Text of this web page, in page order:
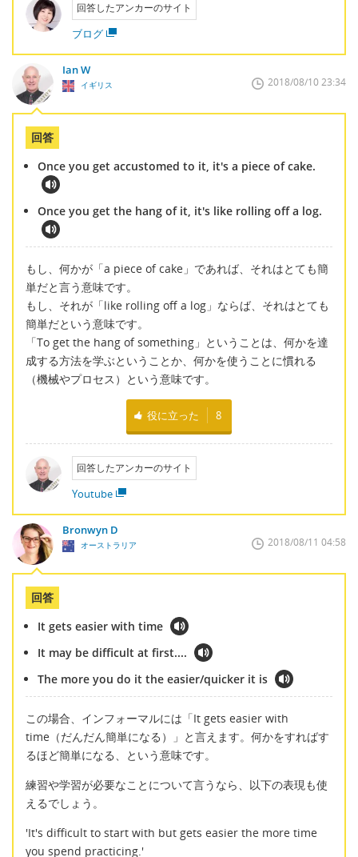
回答したアンカーのサイト
ブログ
Ian W
イギリス 2018/08/10 23:34
回答
Once you get accustomed to it, it's a piece of cake.
Once you get the hang of it, it's like rolling off a log.
もし、何かが「a piece of cake」であれば、それはとても簡
単だと言う意味です。
もし、それが「like rolling off a log」ならば、それはとても
簡単だという意味です。
「To get the hang of something」ということは、何かを達
成する方法を学ぶということか、何かを使うことに慣れる
（機械やプロセス）という意味です。
役に立った 8
回答したアンカーのサイト
Youtube
Bronwyn D
オーストラリア 2018/08/11 04:58
回答
It gets easier with time
It may be difficult at first....
The more you do it the easier/quicker it is
この場合、インフォーマルには「It gets easier with
time（だんだん簡単になる）」と言えます。何かをすればす
るほど簡単になる、という意味です。
練習や学習が必要なことについて言うなら、以下の表現も使
えるでしょう。
'It's difficult to start with but gets easier the more time
you spend practicing.'